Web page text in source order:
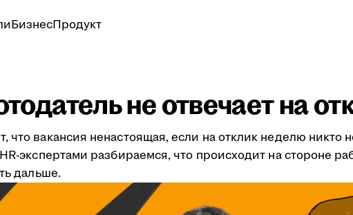
БизнесПродукт
не отвечает на
что вакансия ненастоящая, если на отклик неделю никто
экспертами разбираемся, что происходит на стороне
дальше.